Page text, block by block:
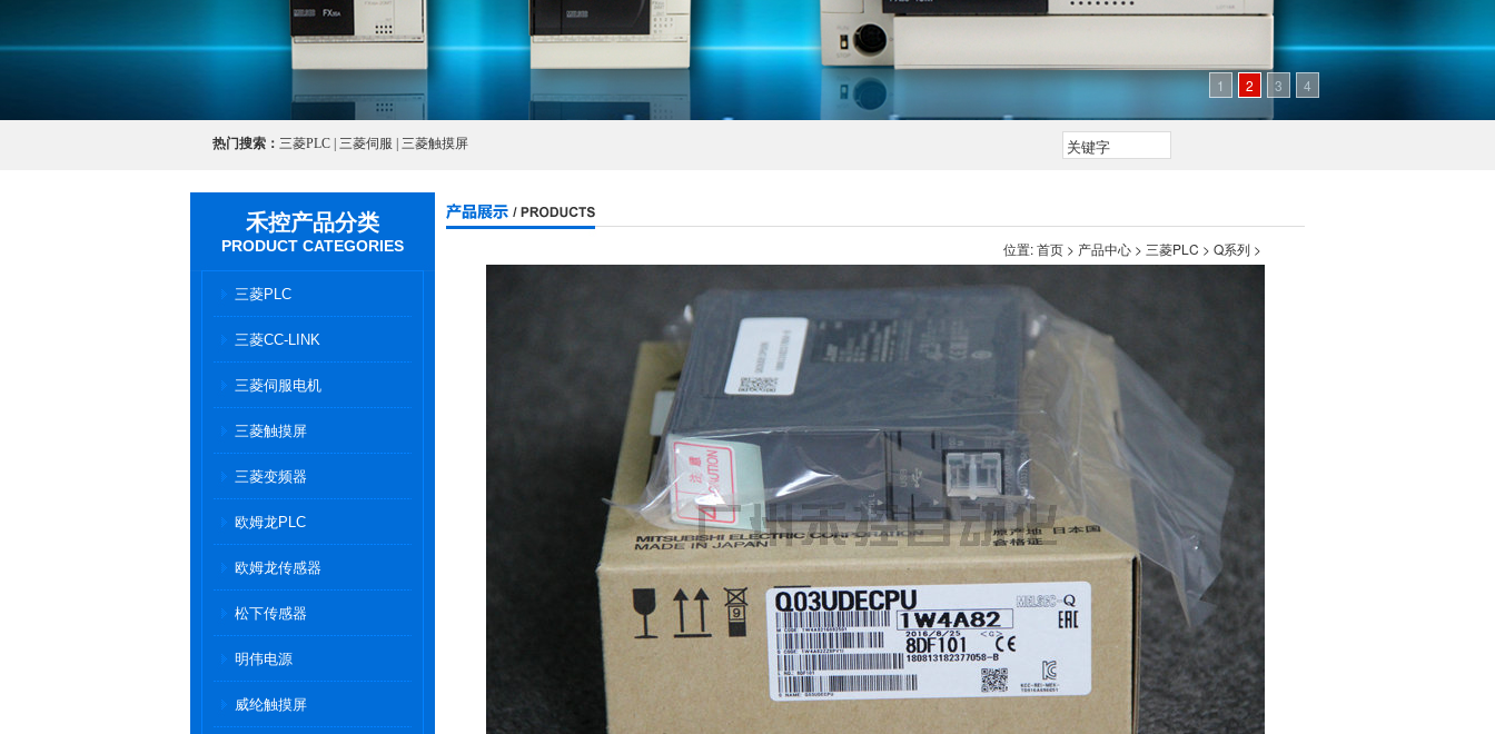
1 2 3 4
热门搜索： 三菱PLC | 三菱伺服 | 三菱触摸屏
禾控产品分类
PRODUCT CATEGORIES
三菱PLC
三菱CC-LINK
三菱伺服电机
三菱触摸屏
三菱变频器
欧姆龙PLC
欧姆龙传感器
松下传感器
明伟电源
威纶触摸屏
位置:首页 > 产品中心 > 三菱PLC >Q系列 >